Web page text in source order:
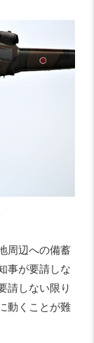
周辺への備蓄
事が要請しな
請しない限り
動くことが難